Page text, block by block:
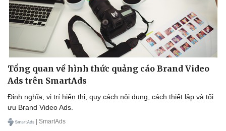
Doanh nghiệp
Thông tin doanh nghiệp
Tổng quan về hình thức quảng cáo Brand Video
Ads trên SmartAds
Định nghĩa, vị trí hiển thị, quy cách nội dung, cách thiết lập và tối
ưu Brand Video Ads.
| SmartAds